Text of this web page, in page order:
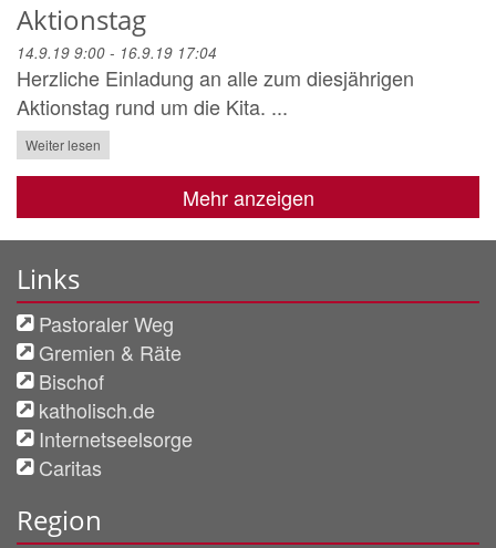
Aktionstag
14.9.19 9:00 - 16.9.19 17:04
Herzliche Einladung an alle zum diesjährigen
Aktionstag rund um die Kita. ...
Weiter lesen
Mehr anzeigen
Links
Pastoraler Weg
Gremien & Räte
Bischof
katholisch.de
Internetseelsorge
Caritas
Region